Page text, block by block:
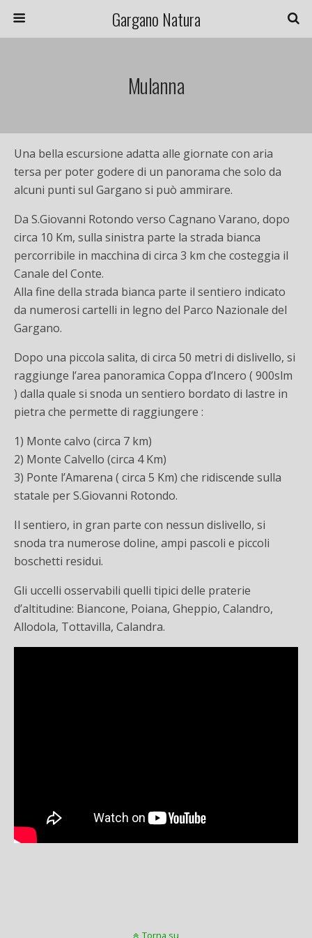
Gargano Natura
Mulanna
Una bella escursione adatta alle giornate con aria
tersa per poter godere di un panorama che solo da
alcuni punti sul Gargano si può ammirare.
Da S.Giovanni Rotondo verso Cagnano Varano, dopo
circa 10 Km, sulla sinistra parte la strada bianca
percorribile in macchina di circa 3 km che costeggia il
Canale del Conte.
Alla fine della strada bianca parte il sentiero indicato
da numerosi cartelli in legno del Parco Nazionale del
Gargano.
Dopo una piccola salita, di circa 50 metri di dislivello, si
raggiunge l’area panoramica Coppa d’Incero ( 900slm
) dalla quale si snoda un sentiero bordato di lastre in
pietra che permette di raggiungere :
1) Monte calvo (circa 7 km)
2) Monte Calvello (circa 4 Km)
3) Ponte l’Amarena ( circa 5 Km) che ridiscende sulla
statale per S.Giovanni Rotondo.
Il sentiero, in gran parte con nessun dislivello, si
snoda tra numerose doline, ampi pascoli e piccoli
boschetti residui.
Gli uccelli osservabili quelli tipici delle praterie
d’altitudine: Biancone, Poiana, Gheppio, Calandro,
Allodola, Tottavilla, Calandra.
Torna su